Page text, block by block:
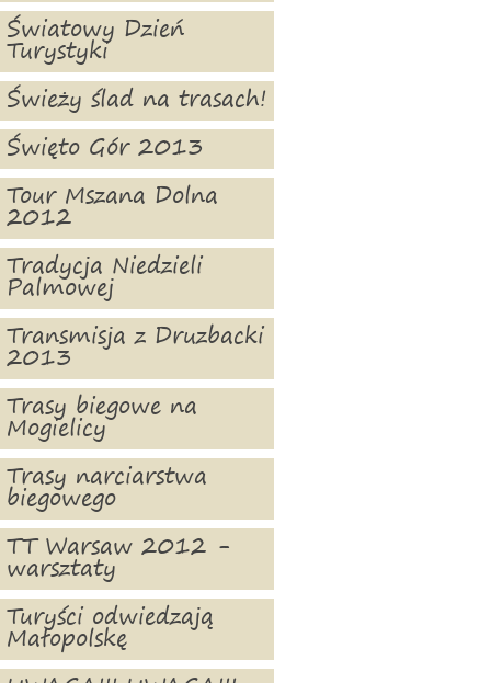
Światowy Dzień
Turystyki
Świeży ślad na trasach!
Święto Gór 2013
Tour Mszana Dolna
2012
Tradycja Niedzieli
Palmowej
Transmisja z Druzbacki
2013
Trasy biegowe na
Mogielicy
Trasy narciarstwa
biegowego
TT Warsaw 2012 -
warsztaty
Turyści odwiedzają
Małopolskę